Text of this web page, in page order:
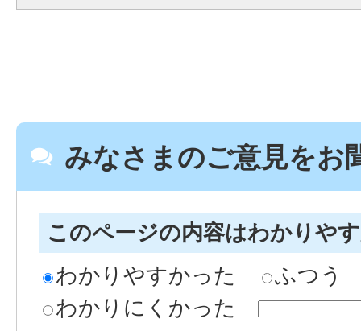
みなさまのご意見をお
このページの内容はわかりや
わかりやすかった
ふつう
わかりにくかった